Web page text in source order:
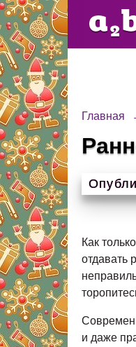
Главная
Как
отдавать
и даже